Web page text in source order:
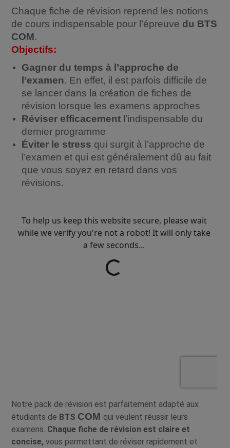
Chaque fiche de révision reprend les notions
de cours indispensable pour l’épreuve du BTS
COM.
Objectifs:
Gagner du temps à l’approche de
l’examen. En effet, il est parfois difficile de
se lancer dans la création de fiches de
révision lorsque les examens approches
Réviser efficacement l’indispensable du
dernier programme
Éviter le stress qui surgit à l’approche de
l’examen et qui est généralement dû au fait
que vous soyez en retard dans vos
révisions.
Notre pack de révision est parfaitement adapté aux
étudiants de BTS COM qui veulent réussir leurs
examens. Chaque fiche de révision est claire et
concise,vous permettant de réviser rapidement et